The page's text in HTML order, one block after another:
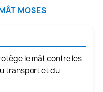
MOSES
le mât contre les
transport et du